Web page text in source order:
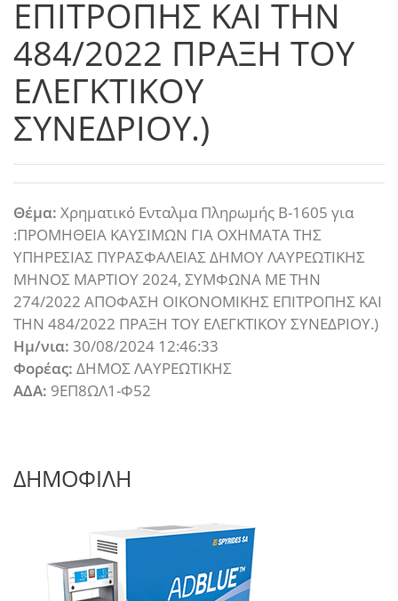
ΕΠΙΤΡΟΠΗΣ ΚΑΙ ΤΗΝ
484/2022 ΠΡΑΞΗ ΤΟΥ
ΕΛΕΓΚΤΙΚΟΥ
ΣΥΝΕΔΡΙΟΥ.)
Θέμα: Χρηματικό Ενταλμα Πληρωμής Β-1605 για
:ΠΡΟΜΗΘΕΙΑ ΚΑΥΣΙΜΩΝ ΓΙΑ ΟΧΗΜΑΤΑ ΤΗΣ
ΥΠΗΡΕΣΙΑΣ ΠΥΡΑΣΦΑΛΕΙΑΣ ΔΗΜΟΥ ΛΑΥΡΕΩΤΙΚΗΣ
ΜΗΝΟΣ ΜΑΡΤΙΟΥ 2024, ΣΥΜΦΩΝΑ ΜΕ ΤΗΝ
274/2022 ΑΠΟΦΑΣΗ ΟΙΚΟΝΟΜΙΚΗΣ ΕΠΙΤΡΟΠΗΣ ΚΑΙ
ΤΗΝ 484/2022 ΠΡΑΞΗ ΤΟΥ ΕΛΕΓΚΤΙΚΟΥ ΣΥΝΕΔΡΙΟΥ.)
Ημ/νια: 30/08/2024 12:46:33
Φορέας: ΔΗΜΟΣ ΛΑΥΡΕΩΤΙΚΗΣ
ΑΔΑ: 9ΕΠ8ΩΛ1-Φ52
ΔΗΜΟΦΙΛΗ